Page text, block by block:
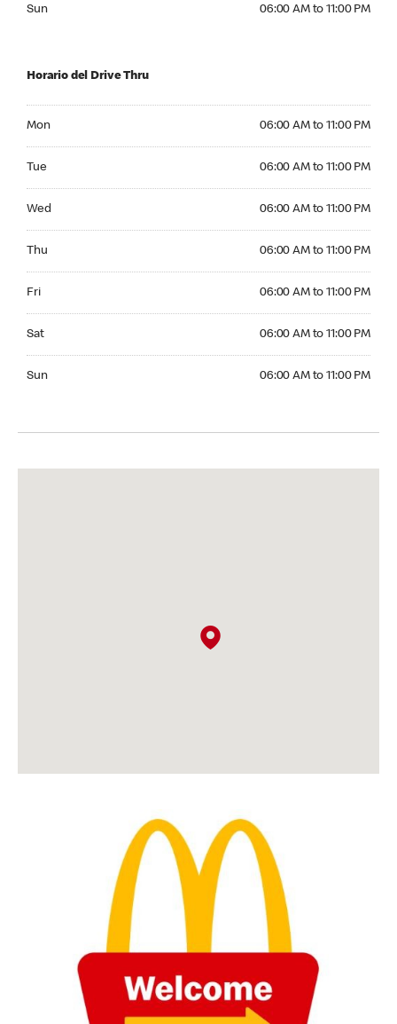
Sun 06:00 AM to 11:00 PM
Horario del Drive Thru
Mon 06:00 AM to 11:00 PM
Tue 06:00 AM to 11:00 PM
Wed 06:00 AM to 11:00 PM
Thu 06:00 AM to 11:00 PM
Fri 06:00 AM to 11:00 PM
Sat 06:00 AM to 11:00 PM
Sun 06:00 AM to 11:00 PM